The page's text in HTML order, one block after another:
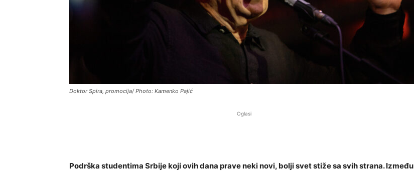
Doktor Spira, promocija/ Photo: Kamenko Pajić
Oglasi
Podrška studentima Srbije koji ovih dana prave neki novi, bolji svet stiže sa svih strana. Između